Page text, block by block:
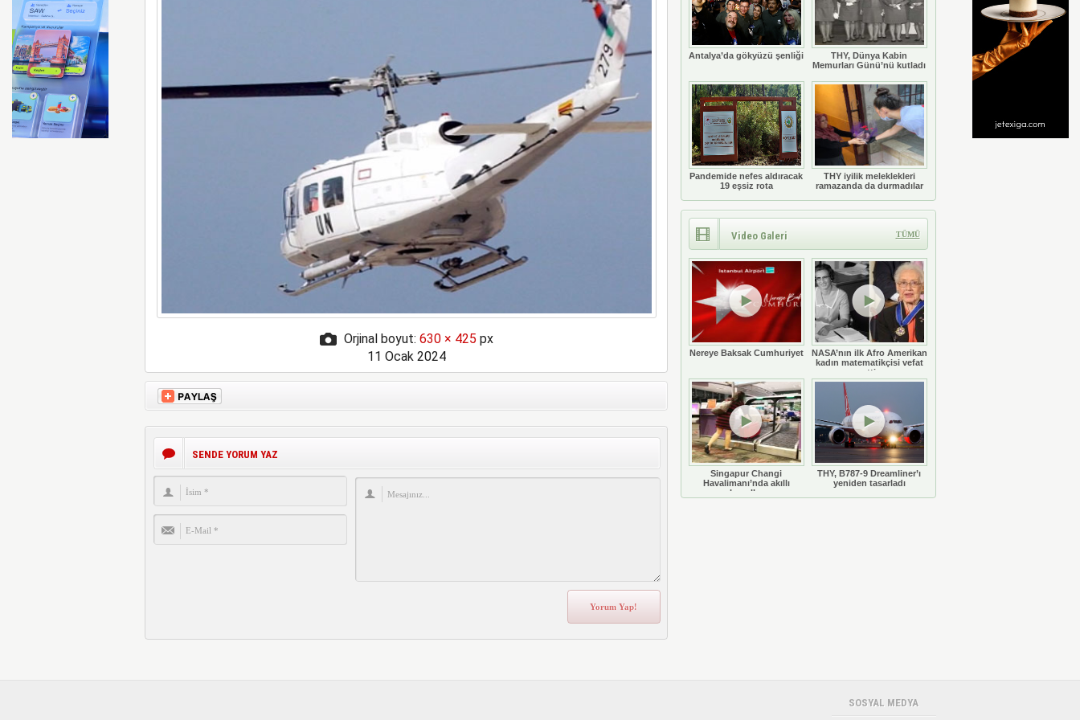
Orjinal boyut: 630 × 425 px
11 Ocak 2024
SENDE YORUM YAZ
Antalya’da gökyüzü şenliği
THY, Dünya Kabin
Memurları Günü’nü kutladı
Pandemide nefes aldıracak
19 eşsiz rota
THY iyilik meleklekleri
ramazanda da durmadılar
Video Galeri TÜMÜ
Nereye Baksak Cumhuriyet
NASA’nın ilk Afro Amerikan
kadın matematikçisi vefat
etti
Singapur Changi
Havalimanı’nda akıllı
bavullar
THY, B787-9 Dreamliner’ı
yeniden tasarladı
SOSYAL MEDYA